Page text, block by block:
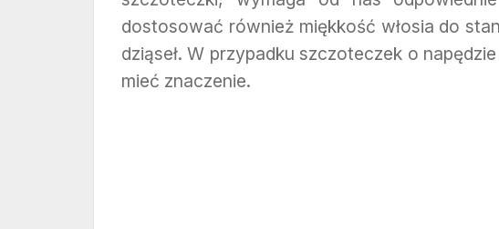
dostosować również miękkość włosia do
dziąseł. W przypadku szczoteczek o
mieć znaczenie.